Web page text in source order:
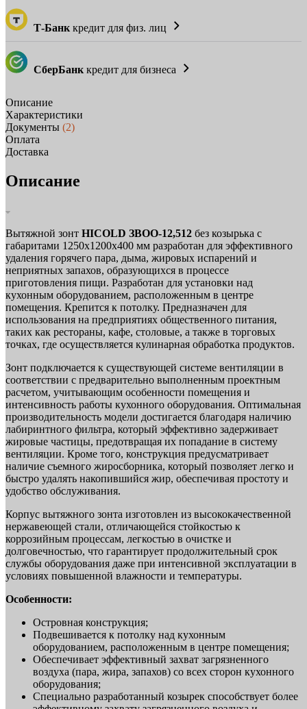
Т-Банк кредит для физ. лиц
СберБанк кредит для бизнеса
Описание
Характеристики
Документы (2)
Оплата
Доставка
Описание
Вытяжной зонт HICOLD ЗВОО-12,512 без козырька с
габаритами 1250х1200х400 мм разработан для эффективного
удаления горячего пара, дыма, жировых испарений и
неприятных запахов, образующихся в процессе
приготовления пищи. Разработан для установки над
кухонным оборудованием, расположенным в центре
помещения. Крепится к потолку. Предназначен для
использования на предприятиях общественного питания,
таких как рестораны, кафе, столовые, а также в торговых
точках, где осуществляется кулинарная обработка продуктов.
Зонт подключается к существующей системе вентиляции в
соответствии с предварительно выполненным проектным
расчетом, учитывающим особенности помещения и
интенсивность работы кухонного оборудования. Оптимальная
производительность модели достигается благодаря наличию
лабиринтного фильтра, который эффективно задерживает
жировые частицы, предотвращая их попадание в систему
вентиляции. Кроме того, конструкция предусматривает
наличие съемного жиросборника, который позволяет легко и
быстро удалять накопившийся жир, обеспечивая простоту и
удобство обслуживания.
Корпус вытяжного зонта изготовлен из высококачественной
нержавеющей стали, отличающейся стойкостью к
коррозийным процессам, легкостью в очистке и
долговечностью, что гарантирует продолжительный срок
службы оборудования даже при интенсивной эксплуатации в
условиях повышенной влажности и температуры.
Особенности:
Островная конструкция;
Подвешивается к потолку над кухонным
оборудованием, расположенным в центре помещения;
Обеспечивает эффективный захват загрязненного
воздуха (пара, жира, запахов) со всех сторон кухонного
оборудования;
Специально разработанный козырек способствует более